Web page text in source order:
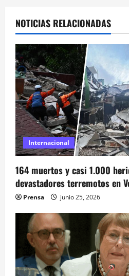
c
i
ó
n
d
e
e
n
t
d
NOTICIAS RELACIONADAS
Internacional
164 muertos y casi 1.000
devastadores terremotos en
Prensa junio 25, 2026